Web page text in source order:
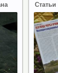
Статьи